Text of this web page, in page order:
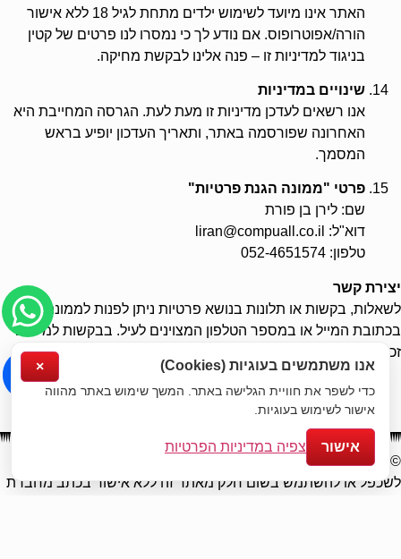
האתר אינו מיועד לשימוש ילדים מתחת לגיל 18 ללא אישור
הורה/אפוטרופוס. אם נודע לך כי נמסרו לנו פרטים של קטין
בניגוד למדיניות זו – פנה אלינו לבקשת מחיקה.
שינויים במדיניות
אנו רשאים לעדכן מדיניות זו מעת לעת. הגרסה המחייבת היא
האחרונה שפורסמה באתר, ותאריך העדכון יופיע בראש
המסמך.
פרטי "ממונה הגנת פרטיות"
שם: לירן בן פורת
דוא"ל: liran@compuall.co.il
טלפון: 052-4651574
יצירת קשר
לשאלות, בקשות או תלונות בנושא פרטיות ניתן לפנות לממונה
בכתובת המייל או במספר הטלפון המצוינים לעיל. בבקשות למימוש
זכויות יש לציין שם מלא, אמצעי התקשרות ומהות הבקשה.
לשכפל או להשתמש בשום חלק מאתר זה ללא אישור בכתב מחברת
× אנו משתמשים בעוגיות (Cookies)
כדי לשפר את חוויית הגלישה באתר. המשך שימוש באתר מהווה
אישור לשימוש בעוגיות.
אישור צפיה במדיניות הפרטיות